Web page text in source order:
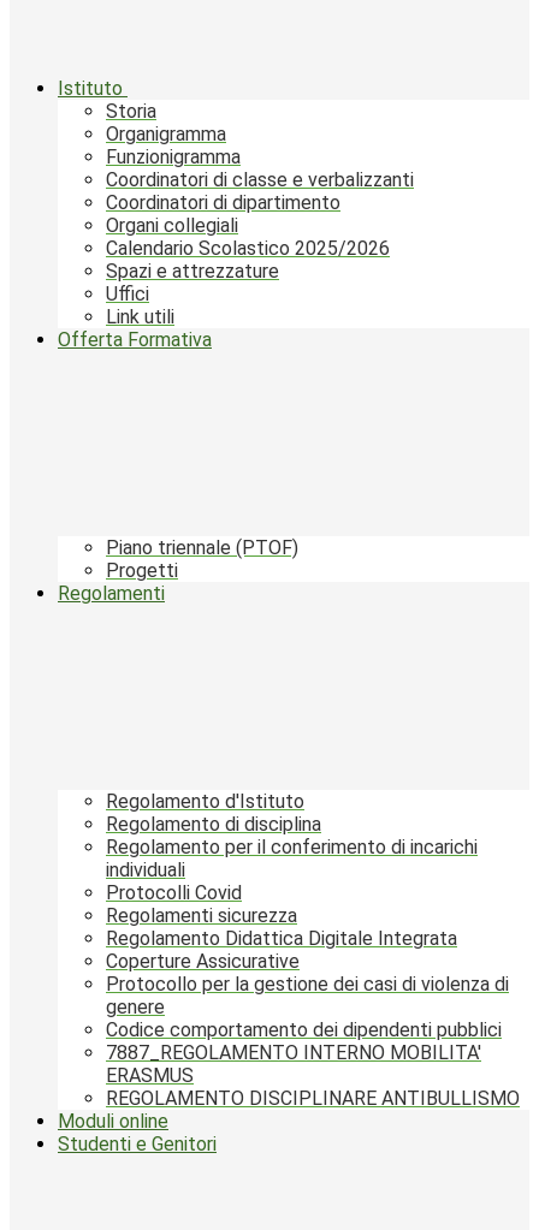
Istituto
Storia
Organigramma
Funzionigramma
Coordinatori di classe e verbalizzanti
Coordinatori di dipartimento
Organi collegiali
Calendario Scolastico 2025/2026
Spazi e attrezzature
Uffici
Link utili
Offerta Formativa
Piano triennale (PTOF)
Progetti
Regolamenti
Regolamento d'Istituto
Regolamento di disciplina
Regolamento per il conferimento di incarichi
individuali
Protocolli Covid
Regolamenti sicurezza
Regolamento Didattica Digitale Integrata
Coperture Assicurative
Protocollo per la gestione dei casi di violenza di
genere
Codice comportamento dei dipendenti pubblici
7887_REGOLAMENTO INTERNO MOBILITA'
ERASMUS
REGOLAMENTO DISCIPLINARE ANTIBULLISMO
Moduli online
Studenti e Genitori